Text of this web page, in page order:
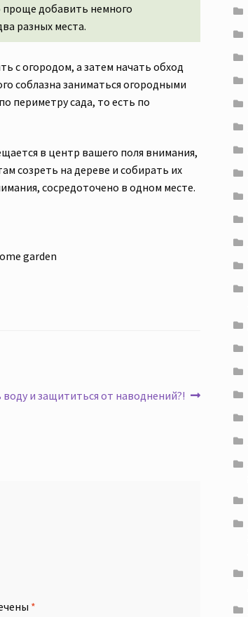
проще добавить немного
разных места.
с огородом, а затем начать обход
соблазна заниматься огородными
периметру сада, то есть по
в центр вашего поля внимания,
созреть на дереве и собирать их
сосредоточено в одном месте.
garden
воду и защититься от наводнений?!
*